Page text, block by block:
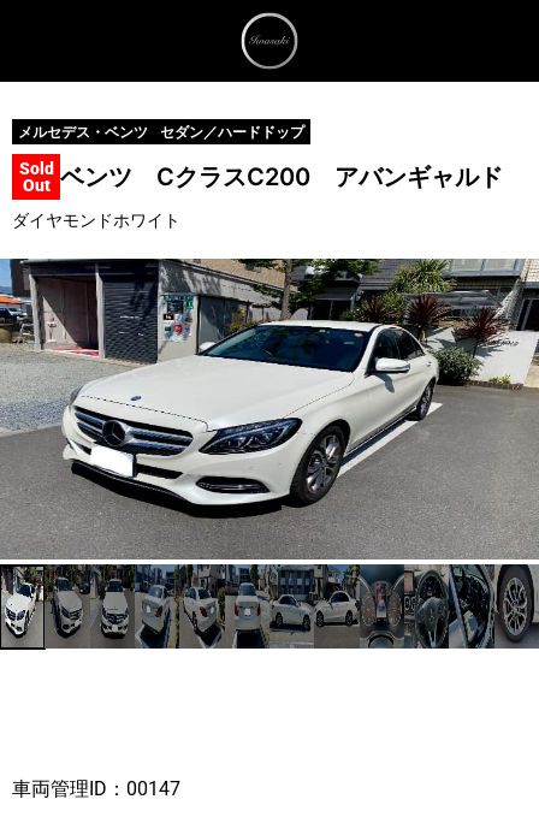
メルセデス・ベンツ セダン／ハードドップ
Sold
Out ベンツ CクラスC200 アバンギャルド
ダイヤモンドホワイト
車両管理ID：00147